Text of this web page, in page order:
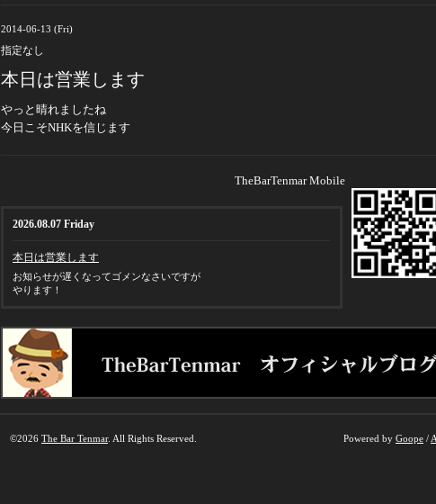
2014-06-13 (Fri)
指定なし
本日は営業します
やっと晴れましたね
今日こそNHKを信じます
2026.08.07 Friday
本日は営業します
お知らせが遅くなってゴメンなさいですが
やります！
TheBarTenmar Mobile
©2026 The Bar Tenmar. All Rights Reserved. Powered by Goope /